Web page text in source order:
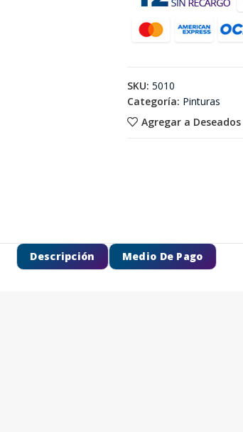
Agregar a Deseados
SKU: 5010
Categoría: Pinturas
Descripción Medio De Pago